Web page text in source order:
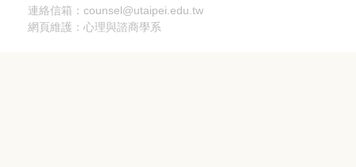
連絡信箱：counsel@utaipei.edu.tw
網頁維護：心理與諮商學系